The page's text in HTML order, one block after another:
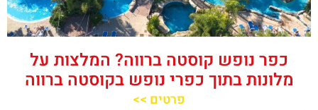
כפר נופש קוסטה ברווה? המלצות על
מלונות בתוך כפרי נופש בקוסטה ברווה
פרטים >>